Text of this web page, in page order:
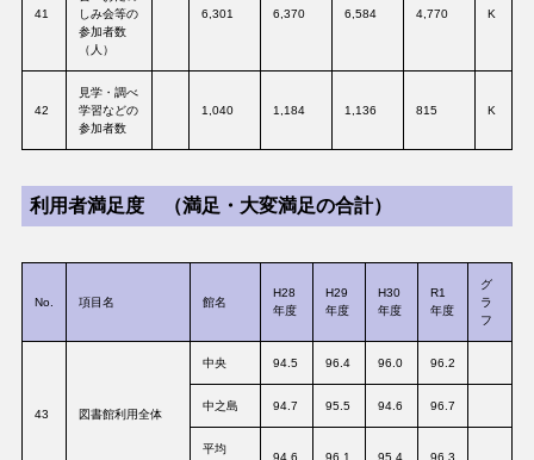
41
しみ会等の
参加者数
（人）
6,301 6,370 6,584 4,770 K
42
見学・調べ
学習などの
参加者数
1,040 1,184 1,136 815 K
利用者満足度 （満足・大変満足の合計）
No. 項目名 館名
H28
年度
H29
年度
H30
年度
R1
年度
グ
ラ
フ
43 図書館利用全体
中央 94.5 96.4 96.0 96.2
中之島 94.7 95.5 94.6 96.7
平均
94.6 96.1 95.4 96.3